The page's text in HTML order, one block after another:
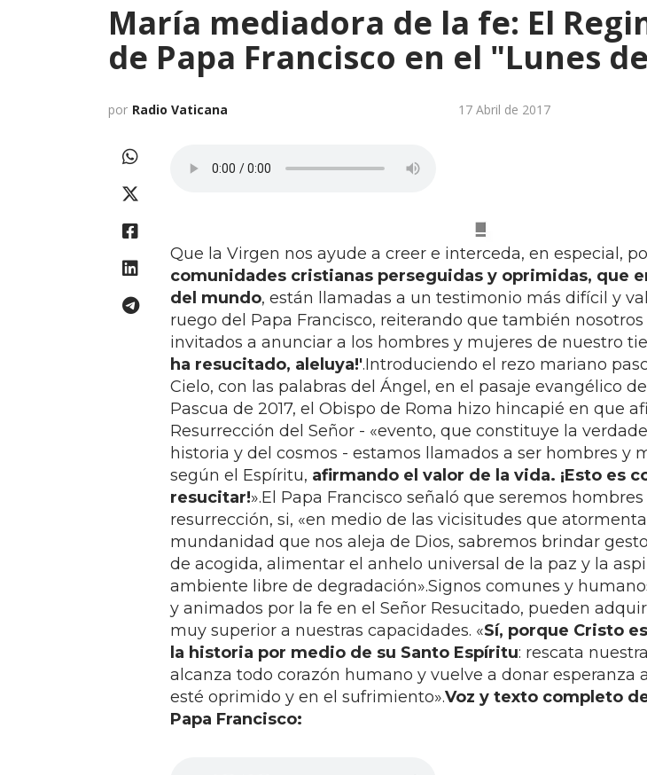
María mediadora de la fe: El
de Papa Francisco en el "Lunes
por Radio Vaticana 17 Abril de 2017
Que la Virgen nos ayude a creer e interceda, en especial,
comunidades cristianas perseguidas y oprimidas, que
del mundo, están llamadas a un testimonio más difícil y
ruego del Papa Francisco, reiterando que también
invitados a anunciar a los hombres y mujeres de nuestro
ha resucitado, aleluya!'.Introduciendo el rezo mariano
Cielo, con las palabras del Ángel, en el pasaje evangélico
Pascua de 2017, el Obispo de Roma hizo hincapié en que
Resurrección del Señor - «evento, que constituye la
historia y del cosmos - estamos llamados a ser hombres y
según el Espíritu, afirmando el valor de la vida. ¡Esto es
resucitar!».El Papa Francisco señaló que seremos
resurrección, si, «en medio de las vicisitudes que
mundanidad que nos aleja de Dios, sabremos brindar
de acogida, alimentar el anhelo universal de la paz y la
ambiente libre de degradación».Signos comunes y
y animados por la fe en el Señor Resucitado, pueden
muy superior a nuestras capacidades. «Sí, porque Cristo
la historia por medio de su Santo Espíritu: rescata
alcanza todo corazón humano y vuelve a donar esperanza
esté oprimido y en el sufrimiento».Voz y texto completo
Papa Francisco: